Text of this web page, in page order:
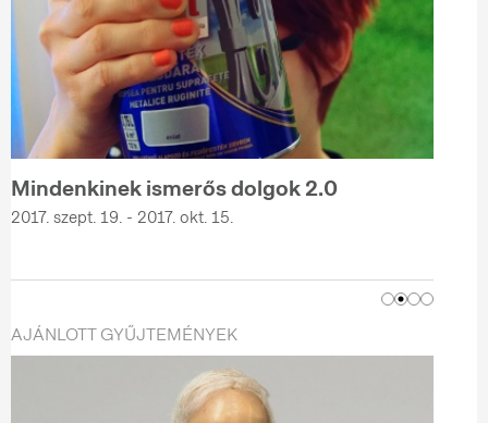
Mindenkinek ismerős dolgok 2.0
2017. szept. 19. - 2017. okt. 15.
AJÁNLOTT GYŰJTEMÉNYEK